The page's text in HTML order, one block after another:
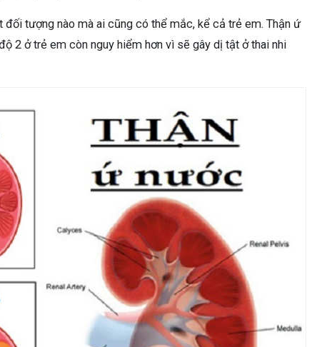
tượng nào mà ai cũng có thể mắc, kể cả trẻ em. Thận ứ
2 ở trẻ em còn nguy hiểm hơn vì sẽ gây dị tật ở thai nhi